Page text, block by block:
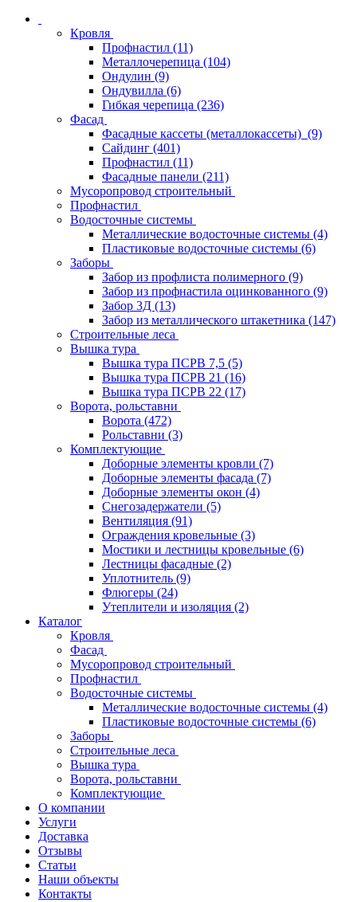
Кровля
Профнастил (11)
Металлочерепица (104)
Ондулин (9)
Ондувилла (6)
Гибкая черепица (236)
Фасад
Фасадные кассеты (металлокассеты) (9)
Сайдинг (401)
Профнастил (11)
Фасадные панели (211)
Мусоропровод строительный
Профнастил
Водосточные системы
Металлические водосточные системы (4)
Пластиковые водосточные системы (6)
Заборы
Забор из профлиста полимерного (9)
Забор из профнастила оцинкованного (9)
Забор 3Д (13)
Забор из металлического штакетника (147)
Строительные леса
Вышка тура
Вышка тура ПСРВ 7,5 (5)
Вышка тура ПСРВ 21 (16)
Вышка тура ПСРВ 22 (17)
Ворота, рольставни
Ворота (472)
Рольставни (3)
Комплектующие
Доборные элементы кровли (7)
Доборные элементы фасада (7)
Доборные элементы окон (4)
Снегозадержатели (5)
Вентиляция (91)
Ограждения кровельные (3)
Мостики и лестницы кровельные (6)
Лестницы фасадные (2)
Уплотнитель (9)
Флюгеры (24)
Утеплители и изоляция (2)
Каталог
Кровля
Фасад
Мусоропровод строительный
Профнастил
Водосточные системы
Металлические водосточные системы (4)
Пластиковые водосточные системы (6)
Заборы
Строительные леса
Вышка тура
Ворота, рольставни
Комплектующие
О компании
Услуги
Доставка
Отзывы
Статьи
Наши объекты
Контакты